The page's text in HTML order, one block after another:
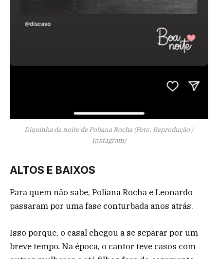
Diquinha da noite de Poliana Rocha (Foto: Reprodução /
Instagram)
ALTOS E BAIXOS
Para quem não sabe, Poliana Rocha e Leonardo
passaram por uma fase conturbada anos atrás.
Isso porque, o casal chegou a se separar por um
breve tempo. Na época, o cantor teve casos com